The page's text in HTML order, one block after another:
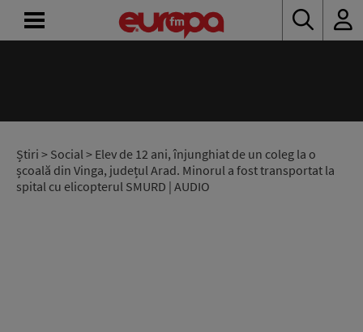
Știri > Social> Elev de 12 ani, înjunghiat de un coleg la o
școală din Vinga, județul Arad. Minorul a fost transportat la
spital cu elicopterul SMURD | AUDIO
RADIO
CONCURSURI